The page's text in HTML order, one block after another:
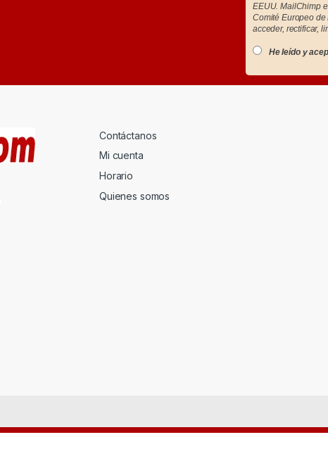
EEUU. MailChimp
Comité Europeo
acceder, rectificar,
He leído y
Contáctanos
Mi cuenta
Horario
Quienes somos